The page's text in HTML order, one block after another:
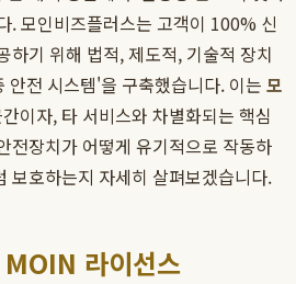
. 모인비즈플러스는 고객이 100% 신
하기 위해 법적, 제도적, 기술적 장치
전 시스템'을 구축했습니다. 이는 모
이자, 타 서비스와 차별화되는 핵심
전장치가 어떻게 유기적으로 작동하
보호하는지 자세히 살펴보겠습니다.
라이선스